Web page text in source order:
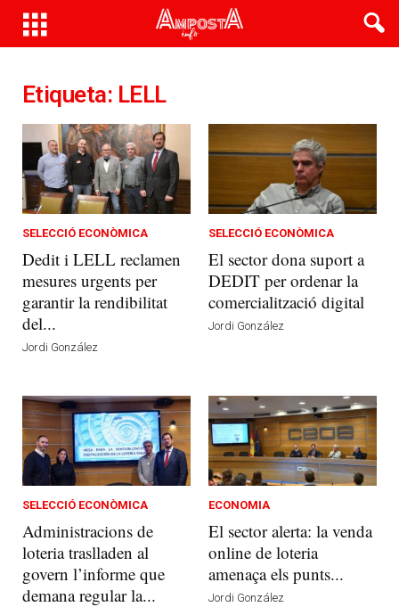
Etiqueta: LELL
SELECCIÓ ECONÒMICA
Dedit i LELL reclamen
mesures urgents per
garantir la rendibilitat
del...
Jordi González
SELECCIÓ ECONÒMICA
El sector dona suport a
DEDIT per ordenar la
comercialització digital
Jordi González
SELECCIÓ ECONÒMICA
Administracions de
loteria traslladen al
govern l’informe que
demana regular la...
ECONOMIA
El sector alerta: la venda
online de loteria
amenaça els punts...
Jordi González